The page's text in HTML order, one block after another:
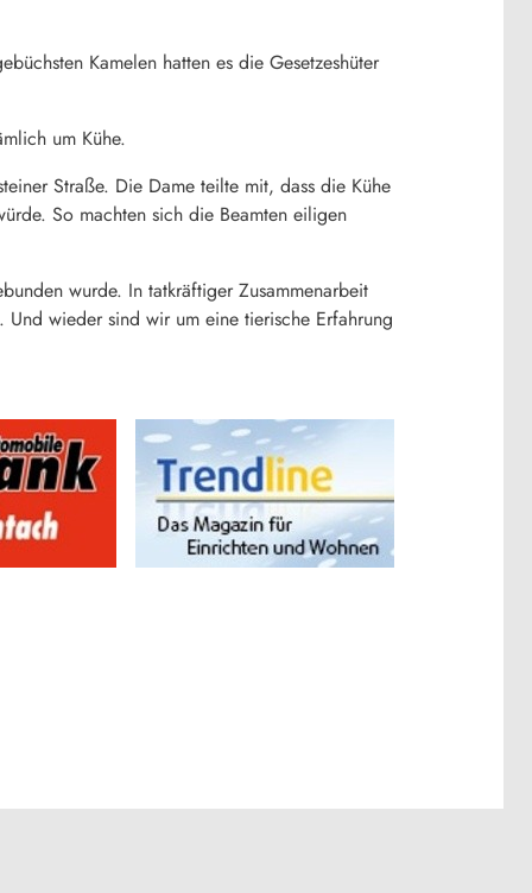
Kamelen hatten es die Gesetzeshüter
um Kühe.
Straße. Die Dame teilte mit, dass die Kühe
So machten sich die Beamten eiligen
wurde. In tatkräftiger Zusammenarbeit
wieder sind wir um eine tierische Erfahrung